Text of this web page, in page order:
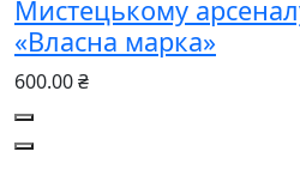
Мистецькому
«Власна марка»
600.00 ₴